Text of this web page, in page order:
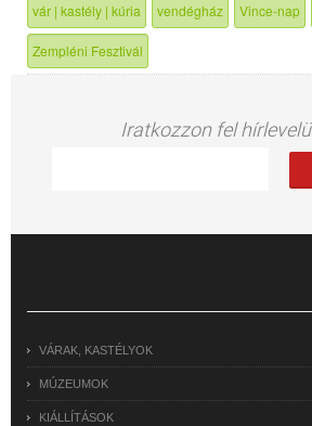
vár | kastély | kúria vendégház Vince-nap
Zempléni Fesztivál
Iratkozzon fel
VÁRAK, KASTÉLYOK
MÚZEUMOK
KIÁLLÍTÁSOK